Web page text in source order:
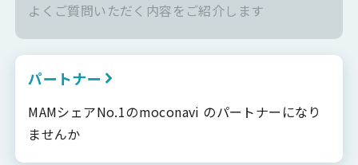
よくご質問いただく内容をご紹介します
パートナー
MAMシェアNo.1のmoconavi のパートナーになり
ませんか